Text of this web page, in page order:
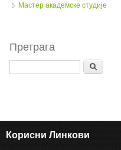
Мастер академске студије
Претрага
Search
Корисни Линкови